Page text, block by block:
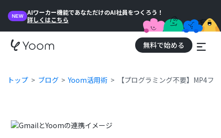
NEW
AIワーカー機能であなただけのAI社員をつくろう！
詳しくはこちら
無料で始める
トップ ブログ Yoom活用術 【プログラミング不要】MP4フ